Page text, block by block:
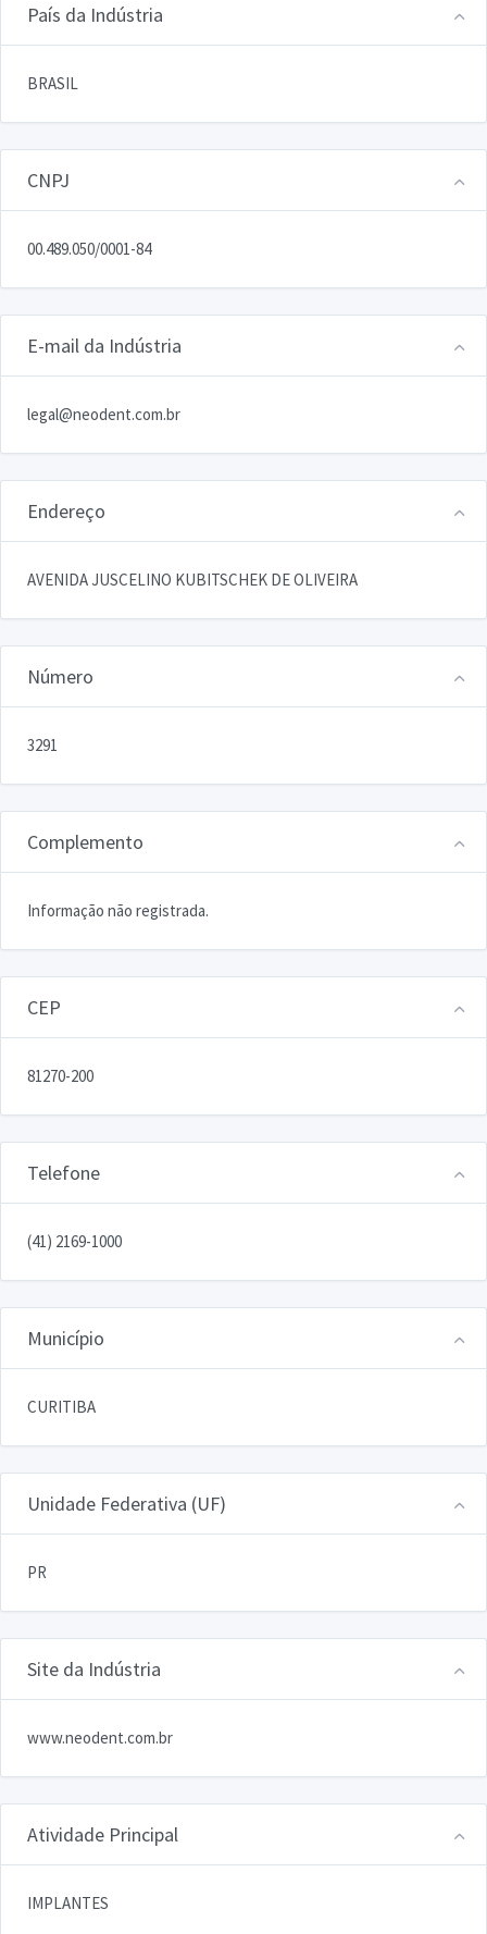
País da Indústria
BRASIL
CNPJ
00.489.050/0001-84
E-mail da Indústria
legal@neodent.com.br
Endereço
AVENIDA JUSCELINO KUBITSCHEK DE OLIVEIRA
Número
3291
Complemento
Informação não registrada.
CEP
81270-200
Telefone
(41) 2169-1000
Município
CURITIBA
Unidade Federativa (UF)
PR
Site da Indústria
www.neodent.com.br
Atividade Principal
IMPLANTES